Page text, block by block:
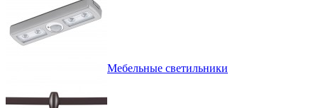
Мебельные светильники